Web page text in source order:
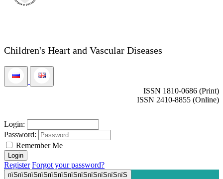
Children's Heart and Vascular Diseases
ISSN 1810-0686 (Print)
ISSN 2410-8855 (Online)
Login:
Password:
Remember Me
Register Forgot your password?
пїЅпїЅпїЅпїЅпїЅпїЅпїЅпїЅпїЅпїЅпїЅпїЅ